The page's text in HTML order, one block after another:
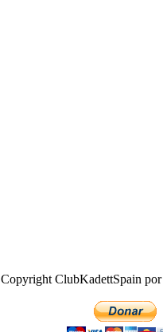
Copyright ClubKadettSpain por